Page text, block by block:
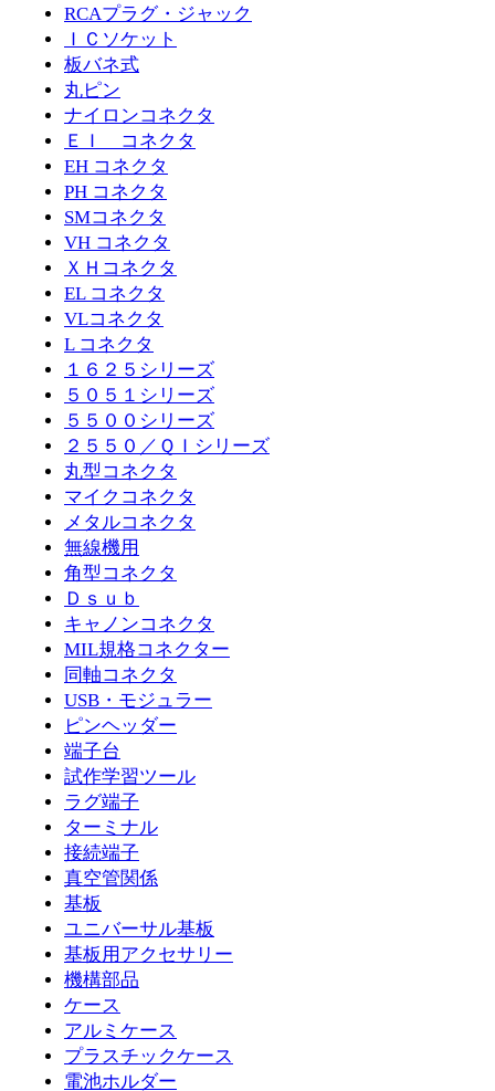
RCAプラグ・ジャック
ＩＣソケット
板バネ式
丸ピン
ナイロンコネクタ
ＥＩ コネクタ
EH コネクタ
PH コネクタ
SMコネクタ
VH コネクタ
ＸＨコネクタ
EL コネクタ
VLコネクタ
L コネクタ
１６２５シリーズ
５０５１シリーズ
５５００シリーズ
２５５０／ＱＩシリーズ
丸型コネクタ
マイクコネクタ
メタルコネクタ
無線機用
角型コネクタ
Ｄｓｕｂ
キャノンコネクタ
MIL規格コネクター
同軸コネクタ
USB・モジュラー
ピンヘッダー
端子台
試作学習ツール
ラグ端子
ターミナル
接続端子
真空管関係
基板
ユニバーサル基板
基板用アクセサリー
機構部品
ケース
アルミケース
プラスチックケース
電池ホルダー